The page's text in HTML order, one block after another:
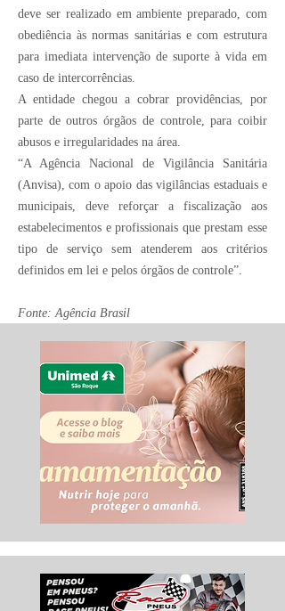
deve ser realizado em ambiente preparado, com
obediência às normas sanitárias e com estrutura
para imediata intervenção de suporte à vida em
caso de intercorrências.
A entidade chegou a cobrar providências, por
parte de outros órgãos de controle, para coibir
abusos e irregularidades na área.
“A Agência Nacional de Vigilância Sanitária
(Anvisa), com o apoio das vigilâncias estaduais e
municipais, deve reforçar a fiscalização aos
estabelecimentos e profissionais que prestam esse
tipo de serviço sem atenderem aos critérios
definidos em lei e pelos órgãos de controle”.
Fonte: Agência Brasil